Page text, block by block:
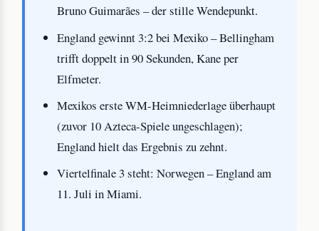
Bruno Guimarães – der stille Wendepunkt.
England gewinnt 3:2 bei Mexiko – Bellingham
trifft doppelt in 90 Sekunden, Kane per
Elfmeter.
Mexikos erste WM-Heimniederlage überhaupt
(zuvor 10 Azteca-Spiele ungeschlagen);
England hielt das Ergebnis zu zehnt.
Viertelfinale 3 steht: Norwegen – England am
11. Juli in Miami.